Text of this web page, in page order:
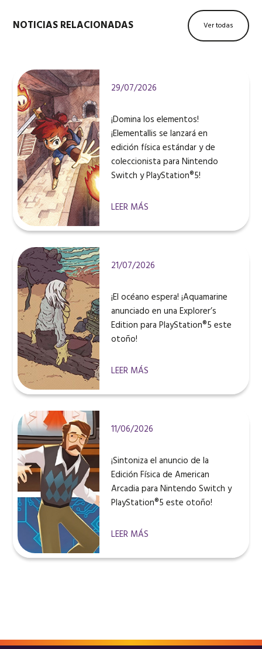
NOTICIAS RELACIONADAS Ver todas
29/07/2026
¡Domina los elementos!
¡Elementallis se lanzará en
edición física estándar y de
coleccionista para Nintendo
Switch y PlayStation®5!
LEER MÁS
21/07/2026
¡El océano espera! ¡Aquamarine
anunciado en una Explorer’s
Edition para PlayStation®5 este
otoño!
LEER MÁS
11/06/2026
¡Sintoniza el anuncio de la
Edición Física de American
Arcadia para Nintendo Switch y
PlayStation®5 este otoño!
LEER MÁS